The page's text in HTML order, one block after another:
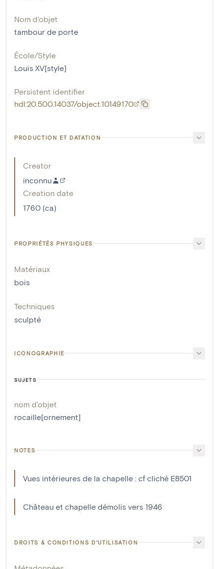
Nom d'objet
tambour de porte
École/Style
Louis XV[style]
Persistent identifier
hdl:20.500.14037/object.10149170
PRODUCTION ET DATATION
Creator
inconnu
Creation date
1760 (ca)
PROPRIÉTÉS PHYSIQUES
Matériaux
bois
Techniques
sculpté
ICONOGRAPHIE
SUJETS
nom d'objet
rocaille[ornement]
NOTES
Vues intérieures de la chapelle : cf cliché E8501
Château et chapelle démolis vers 1946
DROITS & CONDITIONS D'UTILISATION